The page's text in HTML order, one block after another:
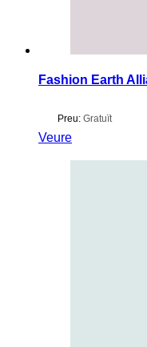
Fashion Earth
Preu: Gratuït
Veure